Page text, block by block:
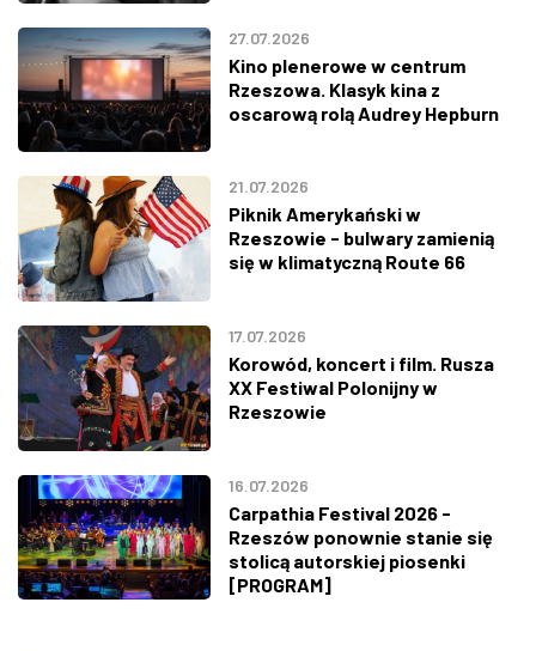
27.07.2026
Kino plenerowe w centrum
Rzeszowa. Klasyk kina z
oscarową rolą Audrey Hepburn
21.07.2026
Piknik Amerykański w
Rzeszowie - bulwary zamienią
się w klimatyczną Route 66
17.07.2026
Korowód, koncert i film. Rusza
XX Festiwal Polonijny w
Rzeszowie
16.07.2026
Carpathia Festival 2026 -
Rzeszów ponownie stanie się
stolicą autorskiej piosenki
[PROGRAM]